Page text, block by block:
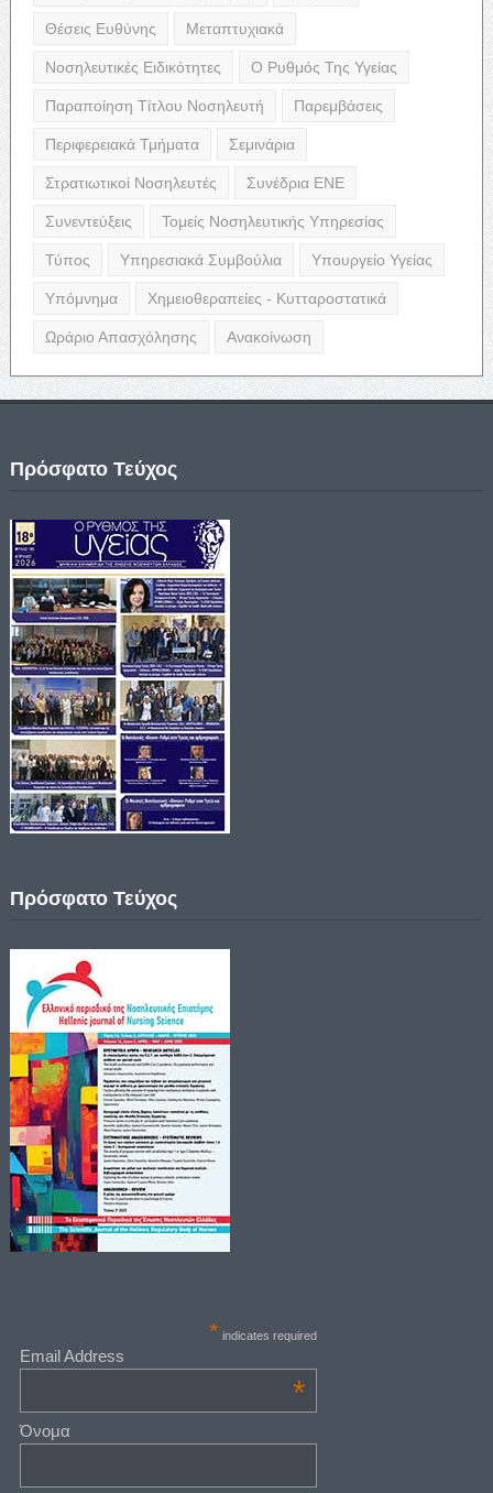
Θέσεις Ευθύνης Μεταπτυχιακά
Νοσηλευτικές Ειδικότητες Ο Ρυθμός Της Υγείας
Παραποίηση Τίτλου Νοσηλευτή Παρεμβάσεις
Περιφερειακά Τμήματα Σεμινάρια
Στρατιωτικοί Νοσηλευτές Συνέδρια ΕΝΕ
Συνεντεύξεις Τομείς Νοσηλευτικής Υπηρεσίας
Τύπος Υπηρεσιακά Συμβούλια Υπουργείο Υγείας
Υπόμνημα Χημειοθεραπείες - Κυτταροστατικά
Ωράριο Απασχόλησης Ανακοίνωση
Πρόσφατο Τεύχος
Πρόσφατο Τεύχος
* indicates required
Email Address
*
Όνομα